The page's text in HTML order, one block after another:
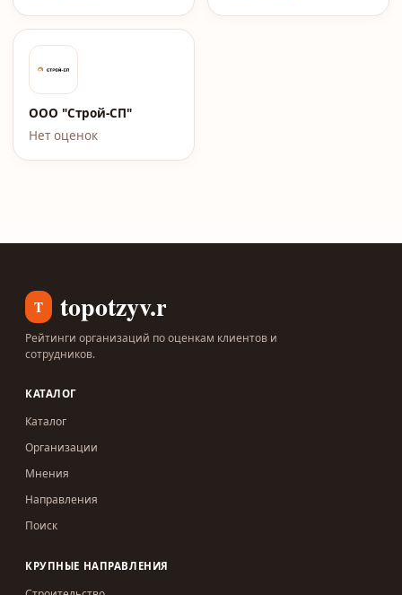
ООО "Строй-СП"
Нет оценок
T topotzyv.ru
Рейтинги организаций по оценкам клиентов и
сотрудников.
КАТАЛОГ
Каталог
Организации
Мнения
Направления
Поиск
КРУПНЫЕ НАПРАВЛЕНИЯ